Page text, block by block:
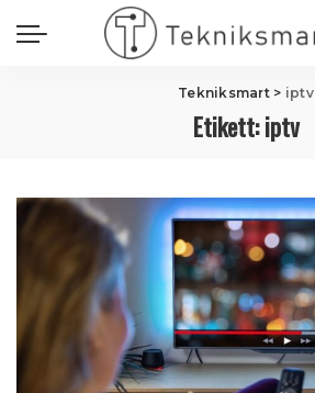
Tekniksmart > iptv
Etikett:iptv